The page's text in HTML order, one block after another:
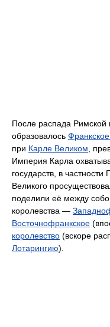
После распада Римской
образовалось
при Карле Великом ,
Империя Карла
государств, в
Великого
поделили её между
королевства —
Восточнофранкское
королевство (вскоре
Лотарингию).